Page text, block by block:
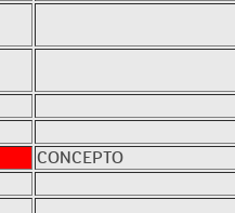
CONCEPTO